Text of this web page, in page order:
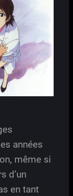
années
même si
d’un
en tant